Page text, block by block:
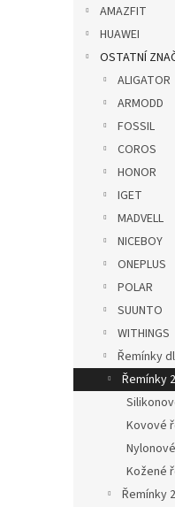
AMAZFIT
HUAWEI
OSTATNÍ
ALIGATOR
ARMODD
FOSSIL
COROS
HONOR
IGET
MADVELL
NICEBOY
ONEPLUS
POLAR
SUUNTO
WITHINGS
Řemínky
Řemínky
Kovové
Kožené
Řemínky